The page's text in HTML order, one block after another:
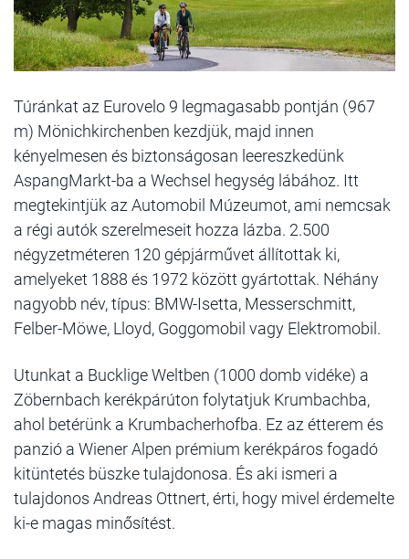
Túránkat az Eurovelo 9 legmagasabb pontján (967
m) Mönichkirchenben kezdjük, majd innen
kényelmesen és biztonságosan leereszkedünk
AspangMarkt-ba a Wechsel hegység lábához. Itt
megtekintjük az Automobil Múzeumot, ami nemcsak
a régi autók szerelmeseit hozza lázba. 2.500
négyzetméteren 120 gépjárművet állítottak ki,
amelyeket 1888 és 1972 között gyártottak. Néhány
nagyobb név, típus: BMW-Isetta, Messerschmitt,
Felber-Möwe, Lloyd, Goggomobil vagy Elektromobil.
Utunkat a Bucklige Weltben (1000 domb vidéke) a
Zöbernbach kerékpárúton folytatjuk Krumbachba,
ahol betérünk a Krumbacherhofba. Ez az étterem és
panzió a Wiener Alpen prémium kerékpáros fogadó
kitüntetés büszke tulajdonosa. És aki ismeri a
tulajdonos Andreas Ottnert, érti, hogy mivel érdemelte
ki-e magas minősítést.